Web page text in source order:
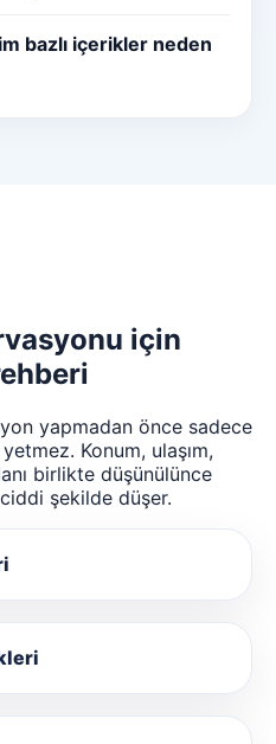
bazlı içerikler neden
için
yapmadan önce sadece
Konum, ulaşım,
birlikte düşünülünce
şekilde düşer.